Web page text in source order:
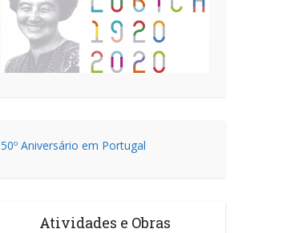
50º Aniversário em Portugal
Atividades e Obras